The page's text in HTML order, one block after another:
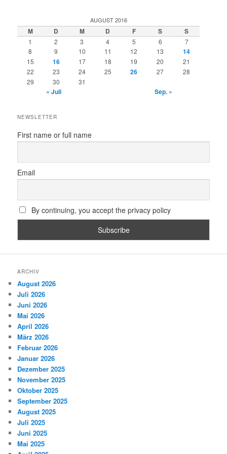
AUGUST 2016
M D M D F S S
1 2 3 4 5 6
7
8
9 10 11 12 13 14
15 16 17 18 19 20
21
22
23 24 25 26 27
28
29
30 31
« Juli Sep. »
NEWSLETTER
First name or full name
Email
By continuing, you accept the privacy policy
ARCHIV
August 2026
Juli 2026
Juni 2026
Mai 2026
April 2026
März 2026
Februar 2026
Januar 2026
Dezember 2025
November 2025
Oktober 2025
September 2025
August 2025
Juli 2025
Juni 2025
Mai 2025